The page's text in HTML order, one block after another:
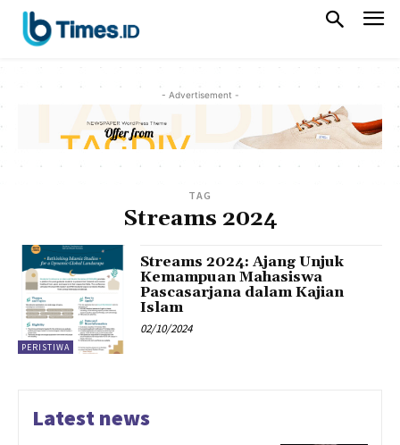
- Advertisement -
TAG
Streams 2024
PERISTIWA
Streams 2024: Ajang Unjuk
Kemampuan Mahasiswa
Pascasarjana dalam Kajian
Islam
02/10/2024
Latest news